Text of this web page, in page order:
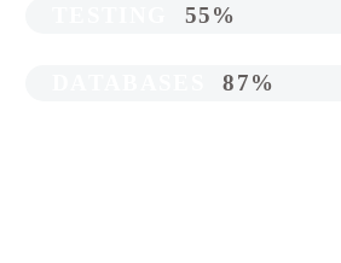
55%
87%